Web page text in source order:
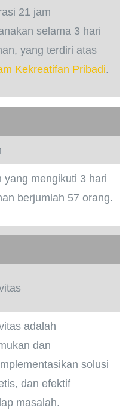
21 jam
selama 3 hari
yang terdiri atas
Kekreatifan Pribadi.
yang mengikuti 3 hari
berjumlah 57 orang.
adalah
dan
solusi
dan efektif
masalah.